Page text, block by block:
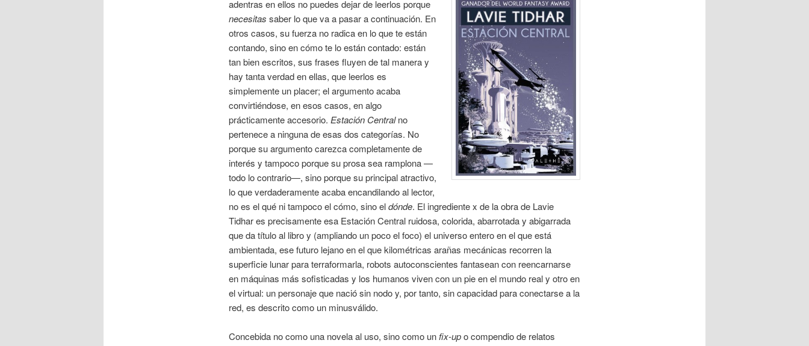
adentras en ellos no puedes dejar de leerlos porque
necesitas saber lo que va a pasar a continuación. En
otros casos, su fuerza no radica en lo que te están
contando, sino en cómo te lo están contado: están
tan bien escritos, sus frases fluyen de tal manera y
hay tanta verdad en ellas, que leerlos es
simplemente un placer; el argumento acaba
convirtiéndose, en esos casos, en algo
prácticamente accesorio. Estación Centralno
pertenece a ninguna de esas dos categorías. No
porque su argumento carezca completamente de
interés y tampoco porque su prosa sea ramplona —
todo lo contrario—, sino porque su principal atractivo,
lo que verdaderamente acaba encandilando al lector,
no es el qué ni tampoco el cómo, sino eldónde. El ingrediente x de la obra de Lavie
Tidhar es precisamente esa Estación Central ruidosa, colorida, abarrotada y abigarrada
que da título al libro y (ampliando un poco el foco) el universo entero en el que está
ambientada, ese futuro lejano en el que kilométricas arañas mecánicas recorren la
superficie lunar para terraformarla, robots autoconscientes fantasean con reencarnarse
en máquinas más sofisticadas y los humanos viven con un pie en el mundo real y otro en
el virtual: un personaje que nació sin nodo y, por tanto, sin capacidad para conectarse a la
red, es descrito como un minusválido.
Concebida no como una novela al uso, sino como unfix-upo compendio de relatos